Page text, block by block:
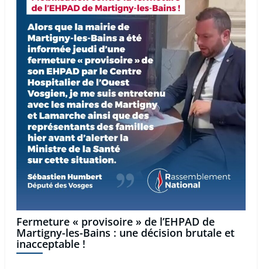
Fermeture « provisoire » de l’EHPAD de
Martigny-les-Bains : une décision brutale et
inacceptable !